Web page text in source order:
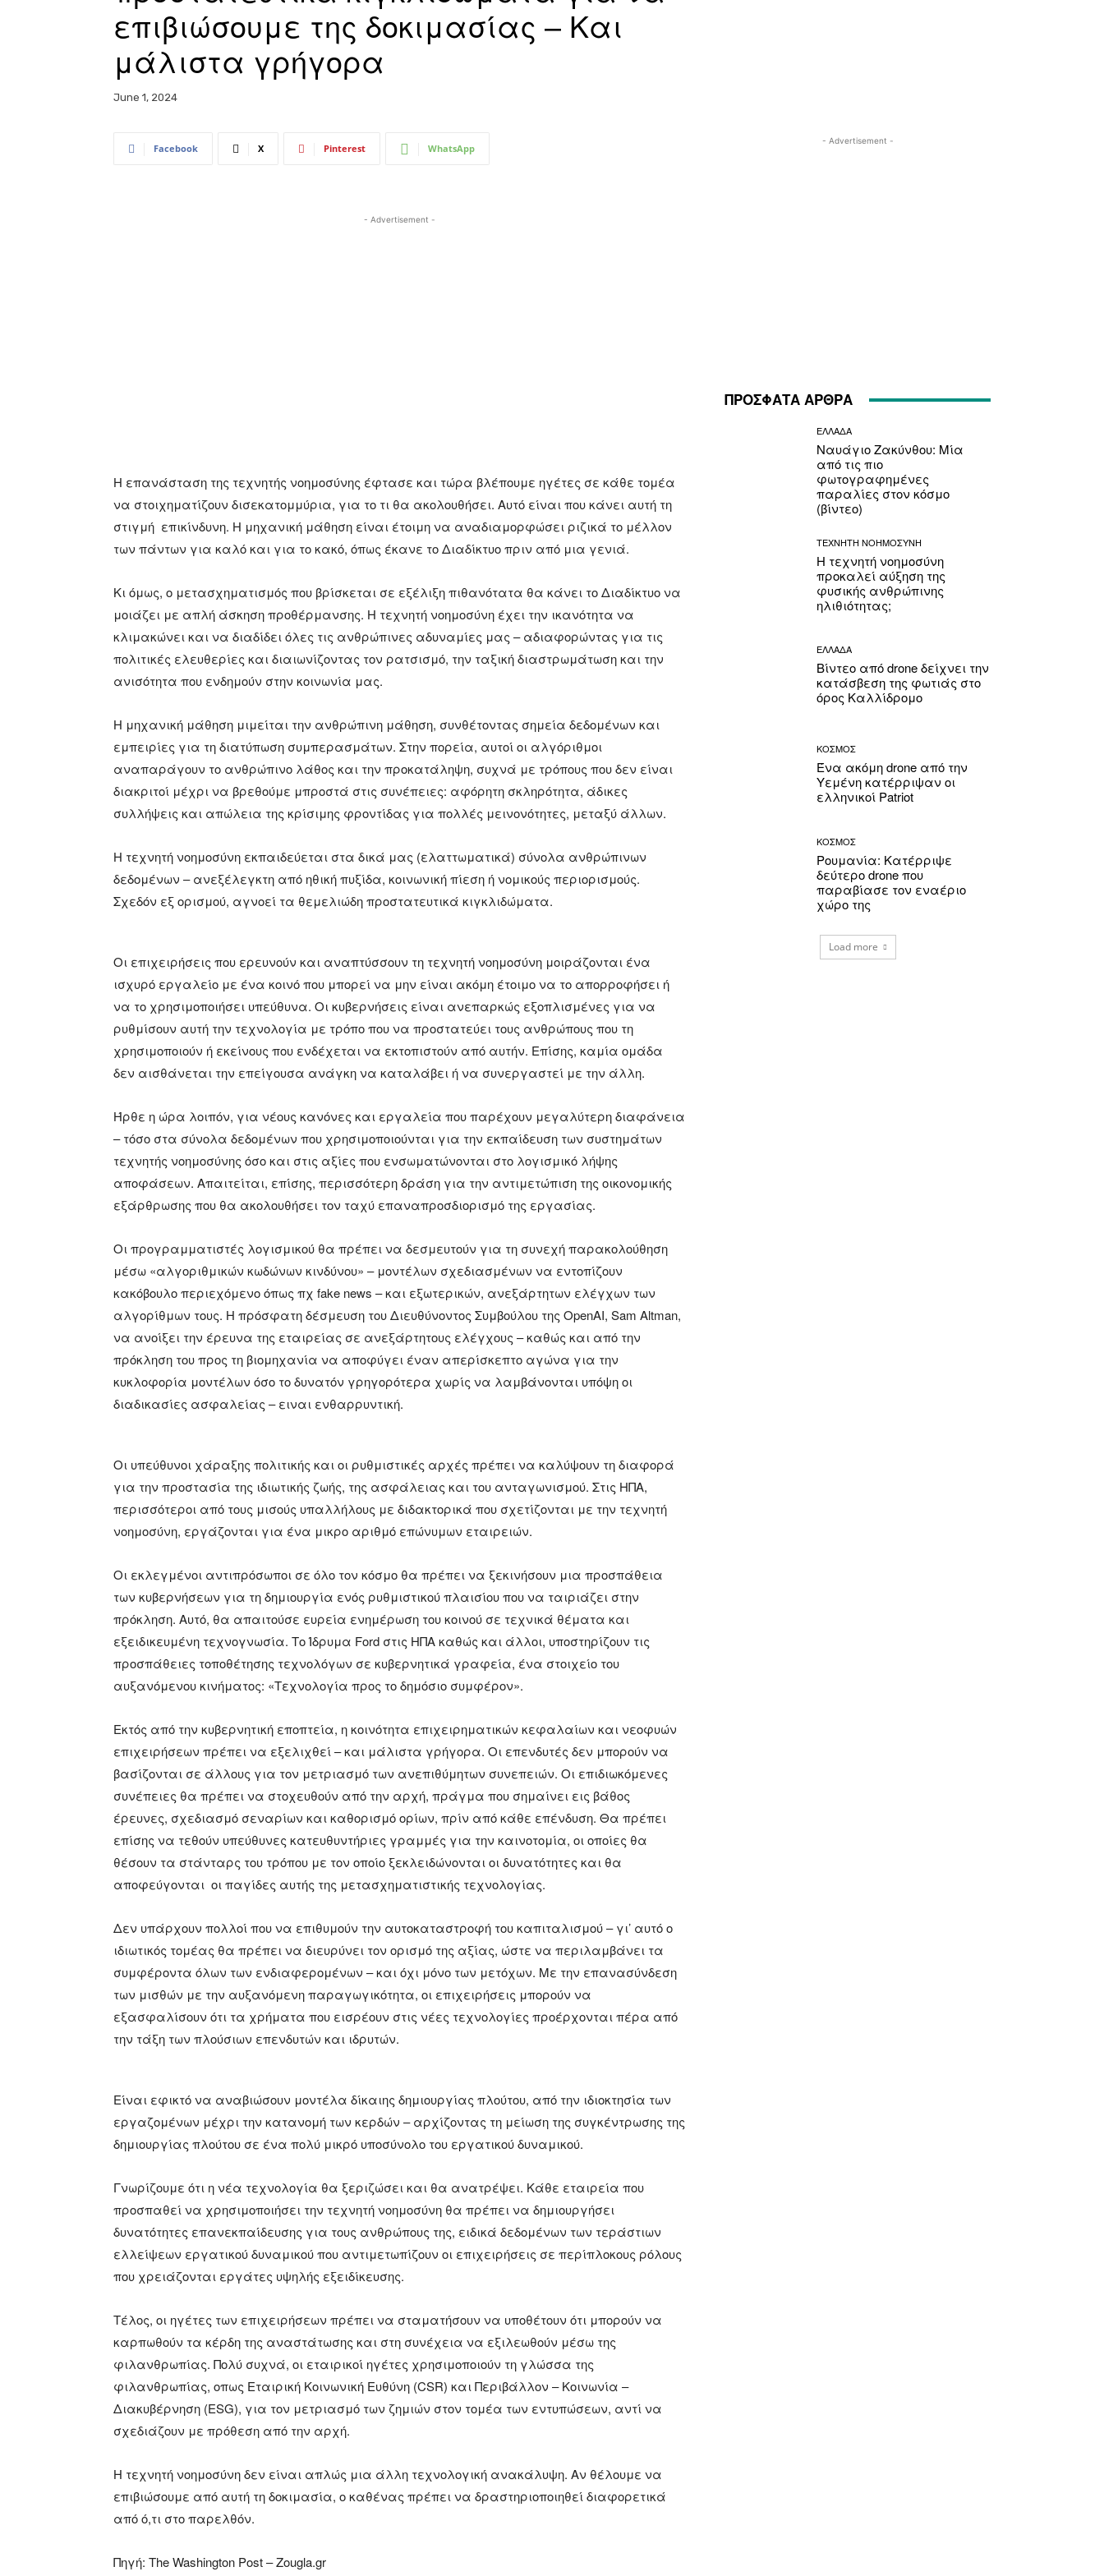
επιβιώσουμε της δοκιμασίας – Και
μάλιστα γρήγορα
June 1, 2024
Facebook X Pinterest WhatsApp
- Advertisement -
Η επανάσταση της τεχνητής νοημοσύνης έφτασε και τώρα βλέπουμε ηγέτες σε κάθε τομέα
να στοιχηματίζουν δισεκατομμύρια, για το τι θα ακολουθήσει. Αυτό είναι που κάνει αυτή τη
στιγμή επικίνδυνη. Η μηχανική μάθηση είναι έτοιμη να αναδιαμορφώσει ριζικά το μέλλον
των πάντων για καλό και για το κακό, όπως έκανε το Διαδίκτυο πριν από μια γενιά.
Κι όμως, ο μετασχηματισμός που βρίσκεται σε εξέλιξη πιθανότατα θα κάνει το Διαδίκτυο να
μοιάζει με απλή άσκηση προθέρμανσης. Η τεχνητή νοημοσύνη έχει την ικανότητα να
κλιμακώνει και να διαδίδει όλες τις ανθρώπινες αδυναμίες μας – αδιαφορώντας για τις
πολιτικές ελευθερίες και διαιωνίζοντας τον ρατσισμό, την ταξική διαστρωμάτωση και την
ανισότητα που ενδημούν στην κοινωνία μας.
Η μηχανική μάθηση μιμείται την ανθρώπινη μάθηση, συνθέτοντας σημεία δεδομένων και
εμπειρίες για τη διατύπωση συμπερασμάτων. Στην πορεία, αυτοί οι αλγόριθμοι
αναπαράγουν το ανθρώπινο λάθος και την προκατάληψη, συχνά με τρόπους που δεν είναι
διακριτοί μέχρι να βρεθούμε μπροστά στις συνέπειες: αφόρητη σκληρότητα, άδικες
συλλήψεις και απώλεια της κρίσιμης φροντίδας για πολλές μεινονότητες, μεταξύ άλλων.
Η τεχνητή νοημοσύνη εκπαιδεύεται στα δικά μας (ελαττωματικά) σύνολα ανθρώπινων
δεδομένων – ανεξέλεγκτη από ηθική πυξίδα, κοινωνική πίεση ή νομικούς περιορισμούς.
Σχεδόν εξ ορισμού, αγνοεί τα θεμελιώδη προστατευτικά κιγκλιδώματα.
Οι επιχειρήσεις που ερευνούν και αναπτύσσουν τη τεχνητή νοημοσύνη μοιράζονται ένα
ισχυρό εργαλείο με ένα κοινό που μπορεί να μην είναι ακόμη έτοιμο να το απορροφήσει ή
να το χρησιμοποιήσει υπεύθυνα. Οι κυβερνήσεις είναι ανεπαρκώς εξοπλισμένες για να
ρυθμίσουν αυτή την τεχνολογία με τρόπο που να προστατεύει τους ανθρώπους που τη
χρησιμοποιούν ή εκείνους που ενδέχεται να εκτοπιστούν από αυτήν. Επίσης, καμία ομάδα
δεν αισθάνεται την επείγουσα ανάγκη να καταλάβει ή να συνεργαστεί με την άλλη.
Ήρθε η ώρα λοιπόν, για νέους κανόνες και εργαλεία που παρέχουν μεγαλύτερη διαφάνεια
– τόσο στα σύνολα δεδομένων που χρησιμοποιούνται για την εκπαίδευση των συστημάτων
τεχνητής νοημοσύνης όσο και στις αξίες που ενσωματώνονται στο λογισμικό λήψης
αποφάσεων. Απαιτείται, επίσης, περισσότερη δράση για την αντιμετώπιση της οικονομικής
εξάρθρωσης που θα ακολουθήσει τον ταχύ επαναπροσδιορισμό της εργασίας.
Οι προγραμματιστές λογισμικού θα πρέπει να δεσμευτούν για τη συνεχή παρακολούθηση
μέσω «αλγοριθμικών κωδώνων κινδύνου» – μοντέλων σχεδιασμένων να εντοπίζουν
κακόβουλο περιεχόμενο όπως πχ fake news – και εξωτερικών, ανεξάρτητων ελέγχων των
αλγορίθμων τους. Η πρόσφατη δέσμευση του Διευθύνοντος Συμβούλου της OpenAI, Sam Altman,
να ανοίξει την έρευνα της εταιρείας σε ανεξάρτητους ελέγχους – καθώς και από την
πρόκληση του προς τη βιομηχανία να αποφύγει έναν απερίσκεπτο αγώνα για την
κυκλοφορία μοντέλων όσο το δυνατόν γρηγορότερα χωρίς να λαμβάνονται υπόψη οι
διαδικασίες ασφαλείας – ειναι ενθαρρυντική.
Οι υπεύθυνοι χάραξης πολιτικής και οι ρυθμιστικές αρχές πρέπει να καλύψουν τη διαφορά
για την προστασία της ιδιωτικής ζωής, της ασφάλειας και του ανταγωνισμού. Στις ΗΠΑ,
περισσότεροι από τους μισούς υπαλλήλους με διδακτορικά που σχετίζονται με την τεχνητή
νοημοσύνη, εργάζονται για ένα μικρο αριθμό επώνυμων εταιρειών.
Οι εκλεγμένοι αντιπρόσωποι σε όλο τον κόσμο θα πρέπει να ξεκινήσουν μια προσπάθεια
των κυβερνήσεων για τη δημιουργία ενός ρυθμιστικού πλαισίου που να ταιριάζει στην
πρόκληση. Αυτό, θα απαιτούσε ευρεία ενημέρωση του κοινού σε τεχνικά θέματα και
εξειδικευμένη τεχνογνωσία. Το Ίδρυμα Ford στις ΗΠΑ καθώς και άλλοι, υποστηρίζουν τις
προσπάθειες τοποθέτησης τεχνολόγων σε κυβερνητικά γραφεία, ένα στοιχείο του
αυξανόμενου κινήματος: «Τεχνολογία προς το δημόσιο συμφέρον».
Εκτός από την κυβερνητική εποπτεία, η κοινότητα επιχειρηματικών κεφαλαίων και νεοφυών
επιχειρήσεων πρέπει να εξελιχθεί – και μάλιστα γρήγορα. Οι επενδυτές δεν μπορούν να
βασίζονται σε άλλους για τον μετριασμό των ανεπιθύμητων συνεπειών. Οι επιδιωκόμενες
συνέπειες θα πρέπει να στοχευθούν από την αρχή, πράγμα που σημαίνει εις βάθος
έρευνες, σχεδιασμό σεναρίων και καθορισμό ορίων, πρίν από κάθε επένδυση. Θα πρέπει
επίσης να τεθούν υπεύθυνες κατευθυντήριες γραμμές για την καινοτομία, οι οποίες θα
θέσουν τα στάνταρς του τρόπου με τον οποίο ξεκλειδώνονται οι δυνατότητες και θα
αποφεύγονται οι παγίδες αυτής της μετασχηματιστικής τεχνολογίας.
Δεν υπάρχουν πολλοί που να επιθυμούν την αυτοκαταστροφή του καπιταλισμού – γι’ αυτό ο
ιδιωτικός τομέας θα πρέπει να διευρύνει τον ορισμό της αξίας, ώστε να περιλαμβάνει τα
συμφέροντα όλων των ενδιαφερομένων – και όχι μόνο των μετόχων. Με την επανασύνδεση
των μισθών με την αυξανόμενη παραγωγικότητα, οι επιχειρήσεις μπορούν να
εξασφαλίσουν ότι τα χρήματα που εισρέουν στις νέες τεχνολογίες προέρχονται πέρα ​​από
την τάξη των πλούσιων επενδυτών και ιδρυτών.
Είναι εφικτό να αναβιώσουν μοντέλα δίκαιης δημιουργίας πλούτου, από την ιδιοκτησία των
εργαζομένων μέχρι την κατανομή των κερδών – αρχίζοντας τη μείωση της συγκέντρωσης της
δημιουργίας πλούτου σε ένα πολύ μικρό υποσύνολο του εργατικού δυναμικού.
Γνωρίζουμε ότι η νέα τεχνολογία θα ξεριζώσει και θα ανατρέψει. Κάθε εταιρεία που
προσπαθεί να χρησιμοποιήσει την τεχνητή νοημοσύνη θα πρέπει να δημιουργήσει
δυνατότητες επανεκπαίδευσης για τους ανθρώπους της, ειδικά δεδομένων των τεράστιων
ελλείψεων εργατικού δυναμικού που αντιμετωπίζουν οι επιχειρήσεις σε περίπλοκους ρόλους
που χρειάζονται εργάτες υψηλής εξειδίκευσης.
Τέλος, οι ηγέτες των επιχειρήσεων πρέπει να σταματήσουν να υποθέτουν ότι μπορούν να
καρπωθούν τα κέρδη της αναστάτωσης και στη συνέχεια να εξιλεωθούν μέσω της
φιλανθρωπίας. Πολύ συχνά, οι εταιρικοί ηγέτες χρησιμοποιούν τη γλώσσα της
φιλανθρωπίας, οπως Εταιρική Κοινωνική Ευθύνη (CSR) και Περιβάλλον – Κοινωνία –
Διακυβέρνηση (ESG), για τον μετριασμό των ζημιών στον τομέα των εντυπώσεων, αντί να
σχεδιάζουν με πρόθεση από την αρχή.
Η τεχνητή νοημοσύνη δεν είναι απλώς μια άλλη τεχνολογική ανακάλυψη. Αν θέλουμε να
επιβιώσουμε από αυτή τη δοκιμασία, ο καθένας πρέπει να δραστηριοποιηθεί διαφορετικά
από ό,τι στο παρελθόν.
Πηγή: The Washington Post – Zougla.gr
- Advertisement -
ΠΡΟΣΦΑΤΑ ΑΡΘΡΑ
ΕΛΛΑΔΑ
Ναυάγιο Ζακύνθου: Μία
από τις πιο
φωτογραφημένες
παραλίες στον κόσμο
(βίντεο)
ΤΕΧΝΗΤΗ ΝΟΗΜΟΣΥΝΗ
Η τεχνητή νοημοσύνη
προκαλεί αύξηση της
φυσικής ανθρώπινης
ηλιθιότητας;
ΕΛΛΑΔΑ
Βίντεο από drone δείχνει την
κατάσβεση της φωτιάς στο
όρος Καλλίδρομο
ΚΟΣΜΟΣ
Ένα ακόμη drone από την
Υεμένη κατέρριψαν οι
ελληνικοί Patriot
ΚΟΣΜΟΣ
Ρουμανία: Κατέρριψε
δεύτερο drone που
παραβίασε τον εναέριο
χώρο της
Load more